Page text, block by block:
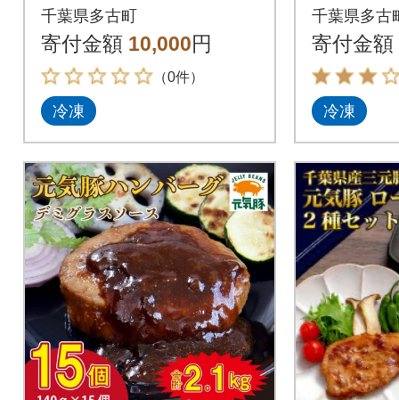
貫】
千葉県多古町
寄付金額 10,000円
（0件）
冷凍
千葉県多古
寄付金額
冷凍